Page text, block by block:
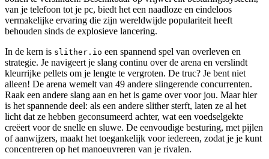
van je telefoon tot je pc, biedt het een naadloze en eindeloos
vermakelijke ervaring die zijn wereldwijde populariteit heeft
behouden sinds de explosieve lancering.
In de kern is slither.io een spannend spel van overleven en
strategie. Je navigeert je slang continu over de arena en verslindt
kleurrijke pellets om je lengte te vergroten. De truc? Je bent niet
alleen! De arena wemelt van 49 andere slingerende concurrenten.
Raak een andere slang aan en het is game over voor jou. Maar hier
is het spannende deel: als een andere slither sterft, laten ze al het
licht dat ze hebben geconsumeerd achter, wat een voedselgekte
creëert voor de snelle en sluwe. De eenvoudige besturing, met pijlen
of aanwijzers, maakt het toegankelijk voor iedereen, zodat je je kunt
concentreren op het manoeuvreren van je rivalen.